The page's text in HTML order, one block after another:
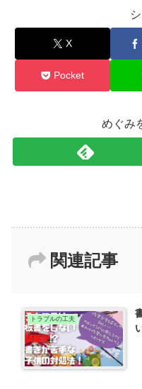
X
Pocket
めぐみ
関連記事
トラブルの工夫